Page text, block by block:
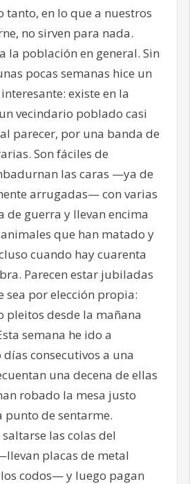
tanto, en lo que a nuestros
no sirven para nada.
la población en general. Sin
pocas semanas hice un
existe en la
vecindario poblado casi
parecer, por una banda de
Son fáciles de
las caras —ya de
arrugadas— con varias
de guerra y llevan encima
que han matado y
cuando hay cuarenta
Parecen estar jubiladas
sea por elección propia:
pleitos desde la mañana
semana he ido a
consecutivos a una
una decena de ellas
robado la mesa justo
punto de sentarme.
las colas del
placas de metal
codos— y luego pagan